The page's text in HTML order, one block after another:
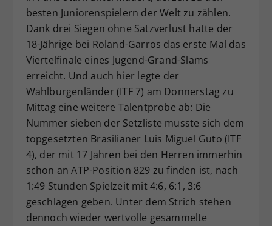
besten Juniorenspielern der Welt zu zählen.
Dank drei Siegen ohne Satzverlust hatte der
18-Jährige bei Roland-Garros das erste Mal das
Viertelfinale eines Jugend-Grand-Slams
erreicht. Und auch hier legte der
Wahlburgenländer (ITF 7) am Donnerstag zu
Mittag eine weitere Talentprobe ab: Die
Nummer sieben der Setzliste musste sich dem
topgesetzten Brasilianer Luis Miguel Guto (ITF
4), der mit 17 Jahren bei den Herren immerhin
schon an ATP-Position 829 zu finden ist, nach
1:49 Stunden Spielzeit mit 4:6, 6:1, 3:6
geschlagen geben. Unter dem Strich stehen
dennoch wieder wertvolle gesammelte
Zweck
Dieser Wert speichert Ihre Consent-
Einstellungen. Unter anderem eine
zufällig generierte ID, für die
historische Speicherung Ihrer
vorgenommen Einstellungen, falls der
Webseiten-Betreiber dies eingestellt
hat.